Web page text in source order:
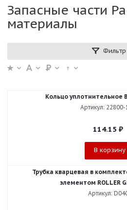
Запасные части
материалы
Фильтр
Кольцо уплотнительное
Артикул:
114.15 ₽
В корзину
Трубка кварцевая в
элементом ROLLER
Артикул: